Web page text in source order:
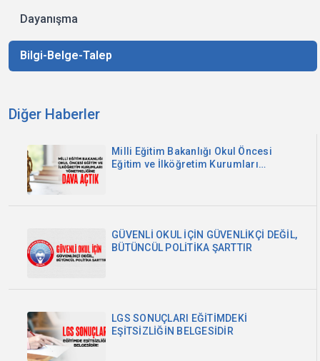
Dayanışma
Bilgi-Belge-Talep
Diğer Haberler
Milli Eğitim Bakanlığı Okul Öncesi
Eğitim ve İlköğretim Kurumları
GÜVENLİ OKUL İÇİN GÜVENLİKÇİ DEĞİL,
BÜTÜNCÜL POLİTİKA ŞARTTIR
LGS SONUÇLARI EĞİTİMDEKİ
EŞİTSİZLİĞİN BELGESİDİR